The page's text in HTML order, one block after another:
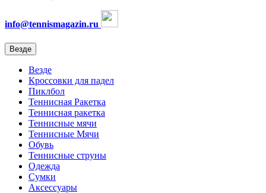
info@tennismagazin.ru
Везде
Везде
Кроссовки для падел
Пиклбол
Теннисная Ракетка
Теннисная ракетка
Теннисные мячи
Теннисные Мячи
Обувь
Теннисные струны
Одежда
Сумки
Аксессуары